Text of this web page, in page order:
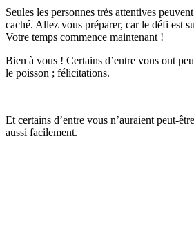
Seules les personnes très attentives
caché. Allez vous préparer, car le défi est
Votre temps commence maintenant !
Bien à vous ! Certains d’entre vous ont
le poisson ; félicitations.
Et certains d’entre vous n’auraient peut-
aussi facilement.